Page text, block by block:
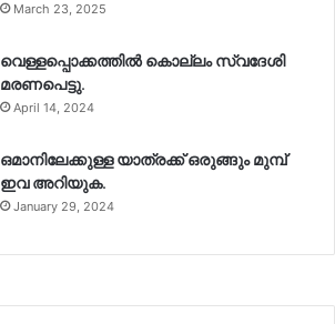
March 23, 2025
വെള്ളപ്പൊക്കത്തിൽ കൊല്ലം സ്വദേശി
മരണപെട്ടു.
April 14, 2024
ഒമാനിലേക്കുള്ള യാത്രക്ക് ഒരുങ്ങും മുമ്പ്
ഇവ അറിയുക.
January 29, 2024